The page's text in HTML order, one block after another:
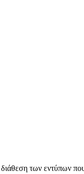
των εντύπων